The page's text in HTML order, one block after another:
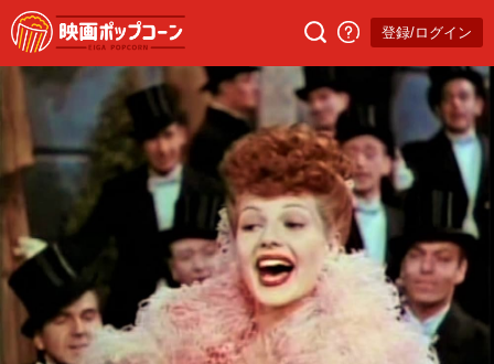
登録/ログイン